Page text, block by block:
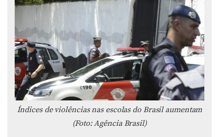
Índices de violências nas escolas do Brasil aumentam
(Foto: Agência Brasil)